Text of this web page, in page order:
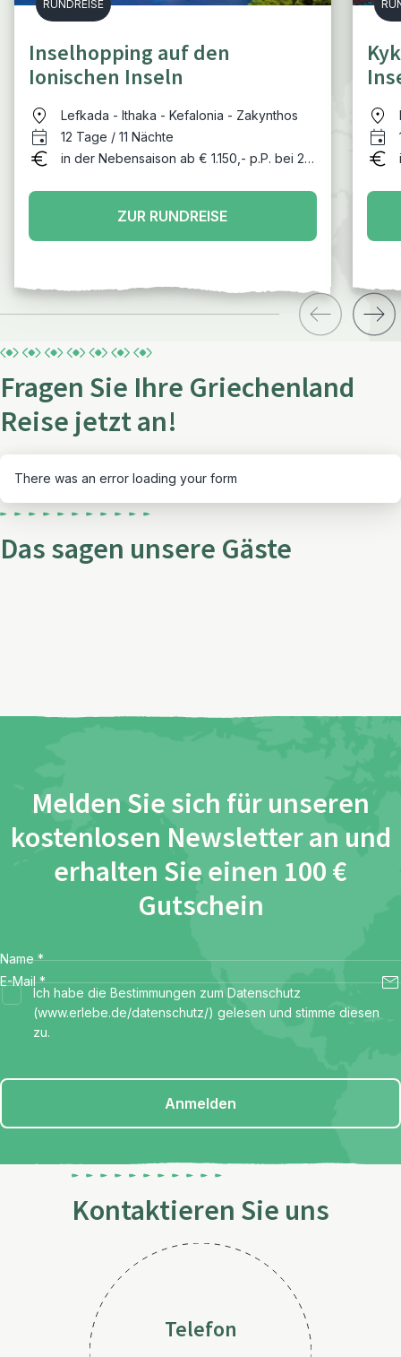
RUNDREISE
Inselhopping auf den
Ionischen Inseln
Lefkada - Ithaka - Kefalonia - Zakynthos
12 Tage / 11 Nächte
in der Nebensaison ab € 1.150,- p.P. bei 2
ZUR RUNDREISE
Fragen Sie Ihre Griechenland
Reise jetzt an!
There was an error loading your form
Das sagen unsere Gäste
Melden Sie sich für unseren
kostenlosen Newsletter an und
erhalten Sie einen 100 €
Gutschein
Name *
E-Mail *
Ich habe die Bestimmungen zum Datenschutz
(www.erlebe.de/datenschutz/) gelesen und stimme diesen
zu.
Anmelden
Kontaktieren Sie uns
Telefon